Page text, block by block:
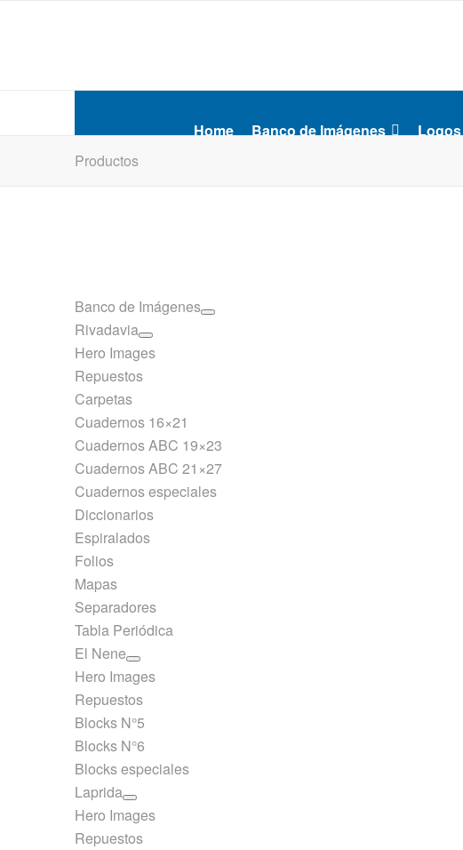
Home Banco de Imágenes Logos
Productos
Banco de Imágenes
Rivadavia
Hero Images
Repuestos
Carpetas
Cuadernos 16×21
Cuadernos ABC 19×23
Cuadernos ABC 21×27
Cuadernos especiales
Diccionarios
Espiralados
Folios
Mapas
Separadores
Tabla Periódica
El Nene
Hero Images
Repuestos
Blocks N°5
Blocks N°6
Blocks especiales
Laprida
Hero Images
Repuestos